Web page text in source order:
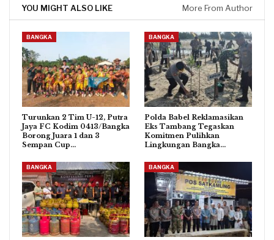
YOU MIGHT ALSO LIKE More From Author
BANGKA
Turunkan 2 Tim U-12, Putra
Jaya FC Kodim 0413/Bangka
Borong Juara 1 dan 3
Sempan Cup…
BANGKA
Polda Babel Reklamasikan
Eks Tambang Tegaskan
Komitmen Pulihkan
Lingkungan Bangka…
BANGKA BANGKA